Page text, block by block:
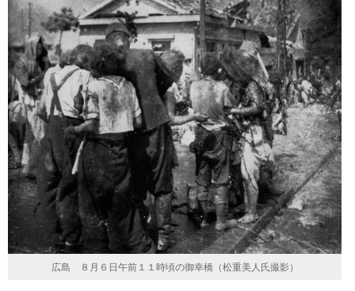
広島 ８月６日午前１１時頃の御幸橋（松重美人氏撮影）